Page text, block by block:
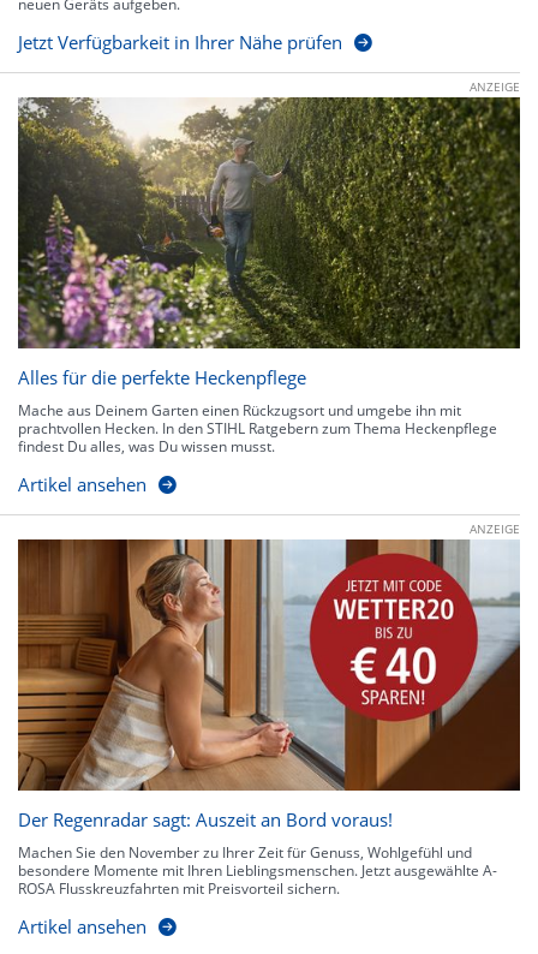
Jetzt Verfügbarkeit in Ihrer Nähe prüfen
ANZEIGE
Alles für die perfekte Heckenpflege
Mache aus Deinem Garten einen Rückzugsort und umgebe ihn mit
prachtvollen Hecken. In den STIHL Ratgebern zum Thema Heckenpflege
findest Du alles, was Du wissen musst.
Artikel ansehen
ANZEIGE
Der Regenradar sagt: Auszeit an Bord voraus!
Machen Sie den November zu Ihrer Zeit für Genuss, Wohlgefühl und
besondere Momente mit Ihren Lieblingsmenschen. Jetzt ausgewählte A-
ROSA Flusskreuzfahrten mit Preisvorteil sichern.
Artikel ansehen